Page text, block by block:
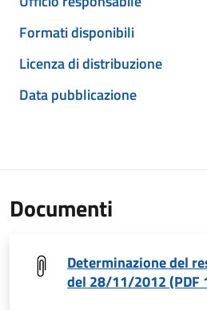
Formati disponibili
Licenza di distribuzione
Data pubblicazione
Documenti
Determinazione del
del 28/11/2012 (PDF